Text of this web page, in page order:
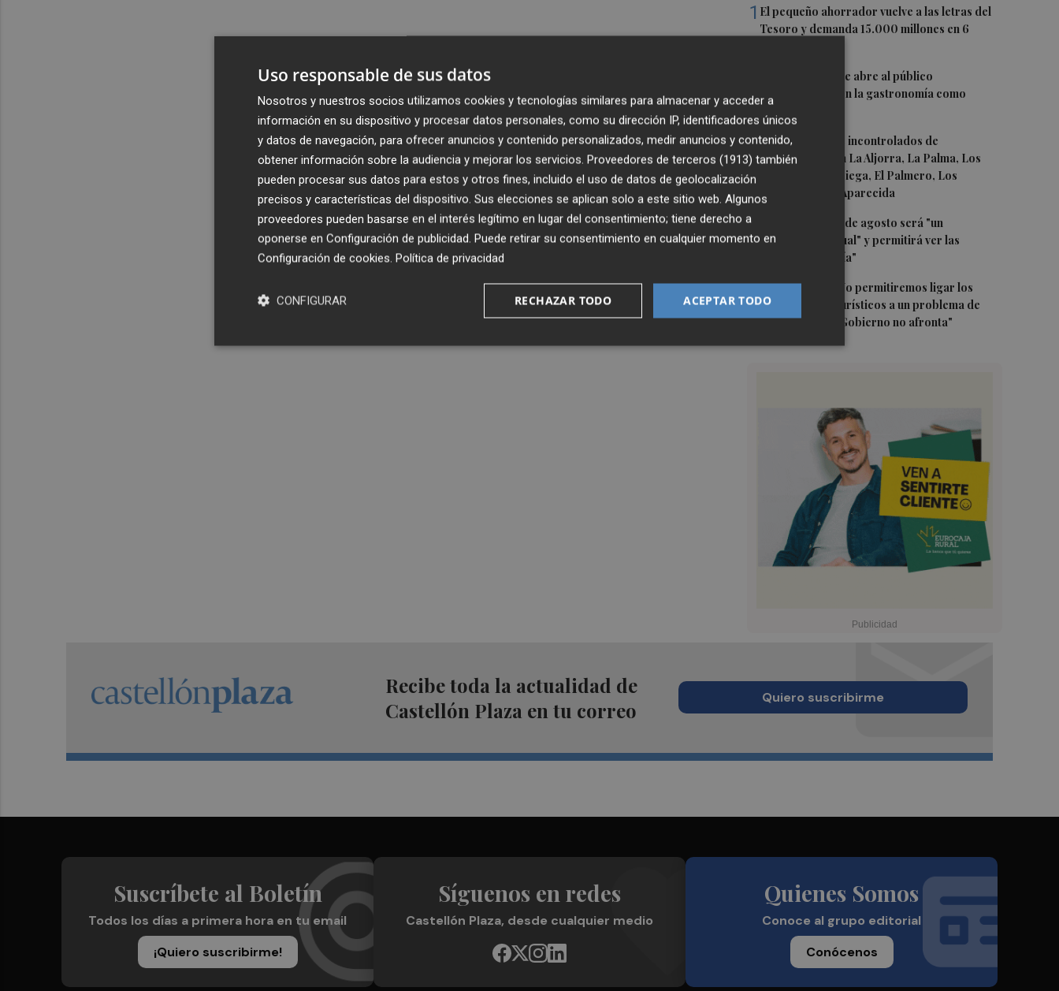
1 El pequeño ahorrador vuelve a las letras del
Tesoro y demanda 15.000 millones en 6
El oleoturismo se abre al público
internacional con la gastronomía como
3Retiran vertidos incontrolados de
fibrocemento en La Aljorra, La Palma, Los
Belones, Torreciega, El Palmero, Los
Chorrillos y La Aparecida
4
El eclipse del 12 de agosto será "un
espectáculo visual" y permitirá ver las
perseidas "de día"
5Marián Cano: "No permitiremos ligar los
apartamentos turísticos a un problema de
vivienda que el Gobierno no afronta"
Recibe toda la actualidad de
Castellón Plaza en tu correo
Quiero suscribirme
Suscríbete al Boletín
Todos los días a primera hora en tu email
¡Quiero suscribirme!
Síguenos en redes
Castellón Plaza, desde cualquier medio
Quienes Somos
Conoce al grupo editorial
Conócenos
Uso responsable de sus datos
Nosotros y nuestros socios utilizamos cookies y tecnologías similares para almacenar y acceder a
información en su dispositivo y procesar datos personales, como su dirección IP, identificadores únicos
y datos de navegación, para ofrecer anuncios y contenido personalizados, medir anuncios y contenido,
obtener información sobre la audiencia y mejorar los servicios. Proveedores de terceros (1913) también
pueden procesar sus datos para estos y otros fines, incluido el uso de datos de geolocalización
precisos y características del dispositivo. Sus elecciones se aplican solo a este sitio web. Algunos
proveedores pueden basarse en el interés legítimo en lugar del consentimiento; tiene derecho a
oponerse en Configuración de publicidad. Puede retirar su consentimiento en cualquier momento en
Configuración de cookies. Política de privacidad
ACEPTAR TODO
RECHAZAR TODO
CONFIGURAR